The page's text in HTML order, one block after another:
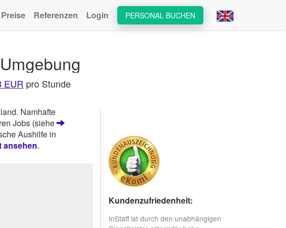
PERSONAL BUCHEN
Preise Referenzen Login
EUR pro Stunde
Namhafte
Jobs (siehe
Aushilfe in
ansehen.
Kundenzufriedenheit:
InStaff ist durch den unabhängigen